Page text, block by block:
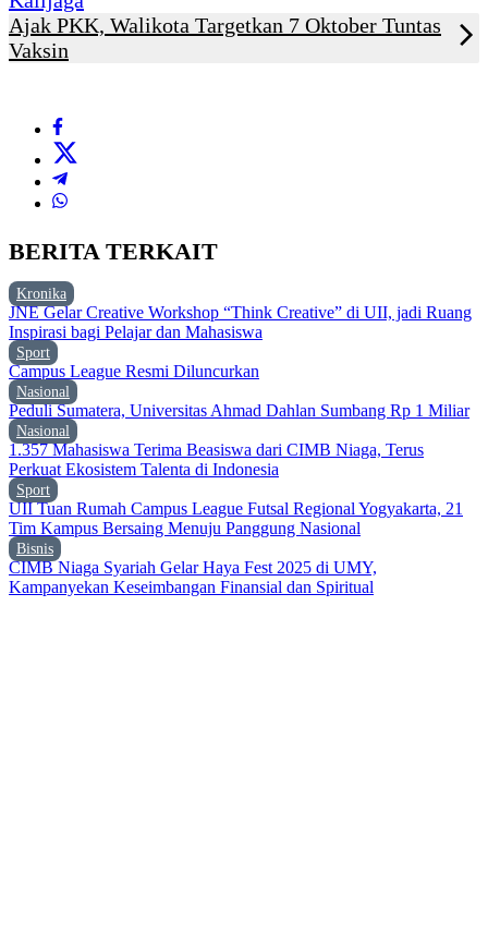
Ajak PKK, Walikota Targetkan 7 Oktober Tuntas
Vaksin
BERITA TERKAIT
Kronika
JNE Gelar Creative Workshop “Think Creative” di UII, jadi Ruang
Inspirasi bagi Pelajar dan Mahasiswa
Sport
Campus League Resmi Diluncurkan
Nasional
Peduli Sumatera, Universitas Ahmad Dahlan Sumbang Rp 1 Miliar
Nasional
1.357 Mahasiswa Terima Beasiswa dari CIMB Niaga, Terus
Perkuat Ekosistem Talenta di Indonesia
Sport
UII Tuan Rumah Campus League Futsal Regional Yogyakarta, 21
Tim Kampus Bersaing Menuju Panggung Nasional
Bisnis
CIMB Niaga Syariah Gelar Haya Fest 2025 di UMY,
Kampanyekan Keseimbangan Finansial dan Spiritual